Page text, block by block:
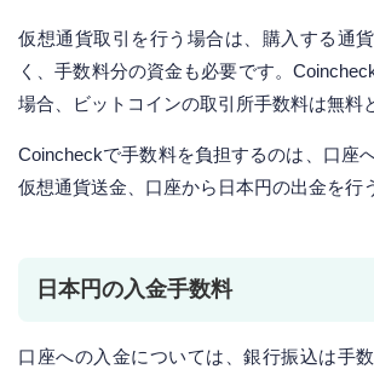
仮想通貨取引を行う場合は、購入する通
く、手数料分の資金も必要です。
場合、ビットコインの取引所手数料は無料
Coincheckで手数料を負担するのは、口座
仮想通貨送金、口座から日本円の出金を行
日本円の入金手数料
口座への入金については、銀行振込は手